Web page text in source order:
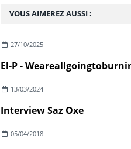
VOUS AIMEREZ AUSSI :
27/10/2025
13/03/2024
Interview Saz Oxe
05/04/2018